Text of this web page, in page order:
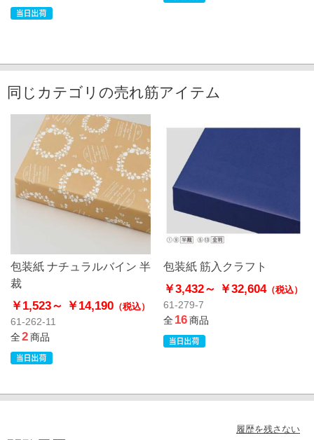
同じカテゴリの売れ筋アイテム
包装紙 ナチュラルバイン 半
裁
￥1,523～ ￥14,190 （税込）
61-262-11
全2商品
包装紙 筋入クラフト
￥3,432～ ￥32,604（税込）
61-279-7
全16商品
履歴を残さない